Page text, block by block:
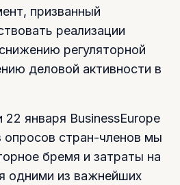
призванный
реализации
регуляторной
деловой активности в
22 января BusinessEurope
опросов стран-членов мы
бремя и затраты на
одними из важнейших